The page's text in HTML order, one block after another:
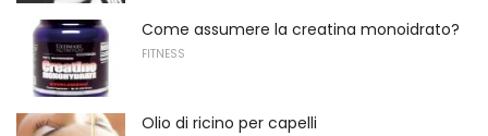
Come assumere la creatina monoidrato?
FITNESS
Olio di ricino per capelli